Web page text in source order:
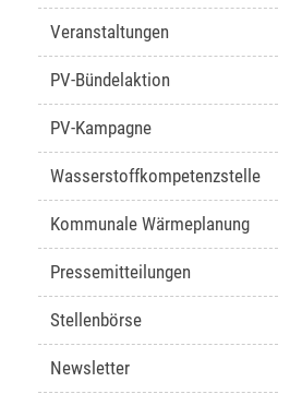
Veranstaltungen
PV-Bündelaktion
PV-Kampagne
Wasserstoffkompetenzstelle
Kommunale Wärmeplanung
Pressemitteilungen
Stellenbörse
Newsletter